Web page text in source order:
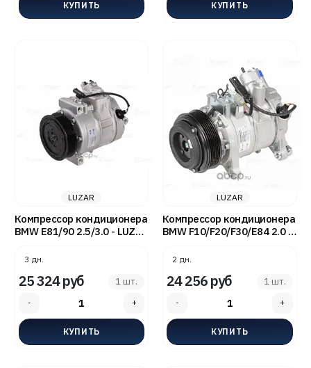
LUZAR
Компрессор кондиционера
BMW E81/90 2.5/3.0 - LUZAR
3 дн.
25 324 руб 1 шт.
LUZAR
Компрессор кондиционера
BMW F10/F20/F30/E84 2.0 D
2 дн.
24 256 руб 1 шт.